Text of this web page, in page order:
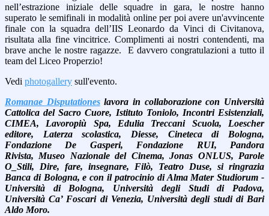
nell’estrazione iniziale delle squadre in gara, le nostre hanno
superato le semifinali in modalità online per poi avere un'avvincente
finale con la squadra dell’IIS Leonardo da Vinci di Civitanova,
risultata alla fine vincitrice. Complimenti ai nostri contendenti, ma
brave anche le nostre ragazze. E davvero congratulazioni a tutto il
team del Liceo Properzio!
Vedi photogallery sull'evento.
Romanae Disputationeslavora in collaborazione con Università
Cattolica del Sacro Cuore, Istituto Toniolo, Incontri Esistenziali,
CIMEA, Lavoropiù Spa, Edulia Treccani Scuola, Loescher
editore, Laterza scolastica, Diesse, Cineteca di Bologna,
Fondazione De Gasperi, Fondazione RUI, Pandora
Rivista, Museo Nazionale del Cinema, Jonas ONLUS, Parole
O_Stili, Dire, fare, insegnare, Filò, Teatro Duse, si ringrazia
Banca di Bologna, e con il patrocinio di Alma Mater Studiorum -
Università di Bologna, Università degli Studi di Padova,
Università Ca’ Foscari di Venezia, Università degli studi di Bari
Aldo Moro.